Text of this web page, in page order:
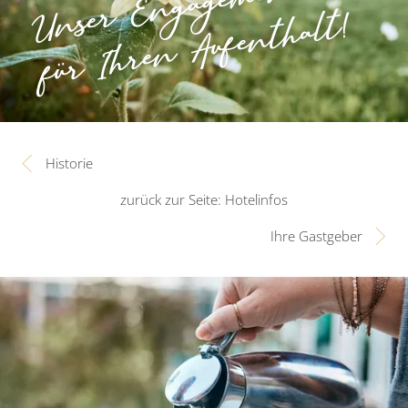
für Ihren Aufenthalt!
Historie
zurück zur Seite: Hotelinfos
Ihre Gastgeber